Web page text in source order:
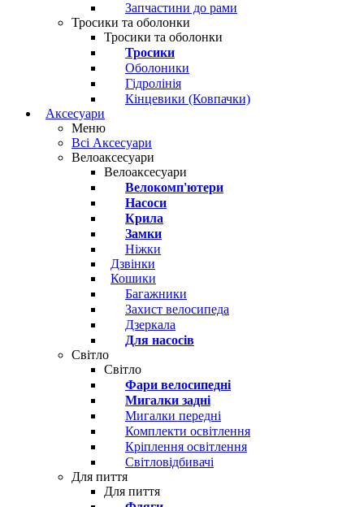
Запчастини до рами
Тросики та оболонки
Тросики та оболонки
Тросики
Оболоники
Гідролінія
Кінцевики (Ковпачки)
Аксесуари
Меню
Всі Аксесуари
Велоаксесуари
Велоаксесуари
Велокомп'ютери
Насоси
Крила
Замки
Ніжки
Дзвінки
Кошики
Багажники
Захист велосипеда
Дзеркала
Для насосів
Світло
Світло
Фари велосипедні
Мигалки задні
Мигалки передні
Комплекти освітлення
Кріплення освітлення
Світловідбивачі
Для пиття
Для пиття